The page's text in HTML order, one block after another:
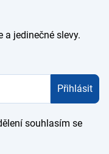
a jedinečné slevy.
Přihlásit
souhlasím se